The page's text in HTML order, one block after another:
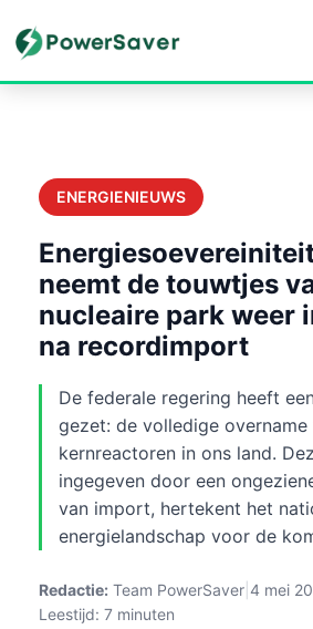
naar
inhoud
ENERGIENIEUWS
neemt de touwtjes
nucleaire park weer
na recordimport
De federale regering heeft
gezet: de volledige overname
kernreactoren in ons land.
ingegeven door een
van import, hertekent het
energielandschap voor de
Redactie: Team PowerSaver 4 mei
Leestijd: 7 minuten